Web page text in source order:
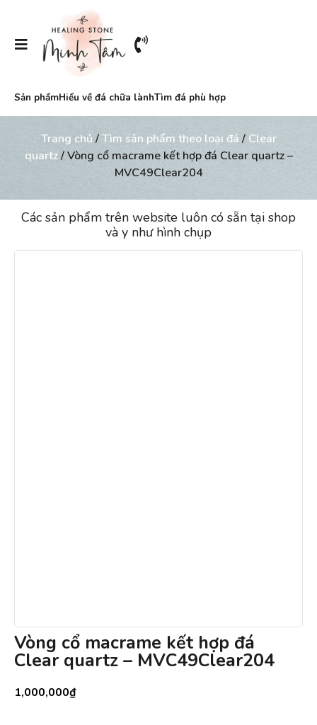
Sản phẩmHiểu về đá chữa lànhTìm đá phù hợp
Trang chủ /Tìm sản phẩm theo loại đá / Clear
quartz/ Vòng cổ macrame kết hợp đá Clear quartz –
MVC49Clear204
Các sản phẩm trên website luôn có sẵn tại shop
và y như hình chụp
Vòng cổ macrame kết hợp đá
Clear quartz – MVC49Clear204
1,000,000₫